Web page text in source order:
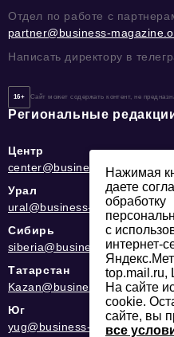
Отдел по работе с
partner@business-
Написать директору в
16+ Сайт может содержать контент, не
Региональные
Центр
center@business-
Урал
ural@business-magazine.online
Сибирь
siberia@business-
Татарстан
Kazan@business-
Юг
yug@business-
Нажимая
даете
обработку
с
интернет-
top.mail.ru,
На сайте
cookie.
сайте, вы
все